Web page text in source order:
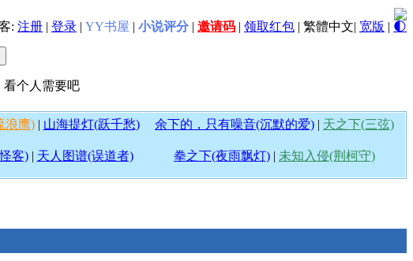
: 注册 | 登录 | YY书屋 | 小说评分 | 邀请码 | 领取红包 | 繁體中文| 宽版 | 🌓
个人需要吧
浪鹰)| 山海提灯(跃千愁) 余下的，只有噪音(沉默的爱) | 天之下(三弦)
客)| 天人图谱(误道者) 拳之下(夜雨飘灯) | 未知入侵(荆柯守)